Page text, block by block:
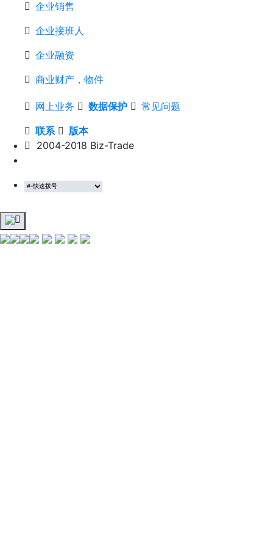
企业销售
企业接班人
企业融资
商业财产，物件
网上业务 数据保护 常见问题
联系 版本
2004-2018 Biz-Trade